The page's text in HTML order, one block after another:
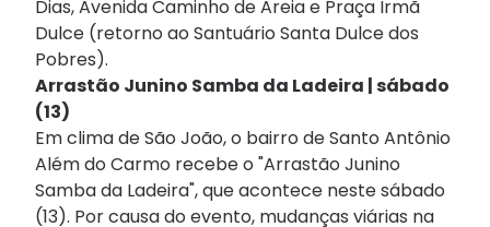
Dias, Avenida Caminho de Areia e Praça Irmã
Dulce (retorno ao Santuário Santa Dulce dos
Pobres).
Arrastão Junino Samba da Ladeira | sábado
(13)
Em clima de São João, o bairro de Santo Antônio
Além do Carmo recebe o "Arrastão Junino
Samba da Ladeira", que acontece neste sábado
(13). Por causa do evento, mudanças viárias na